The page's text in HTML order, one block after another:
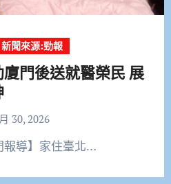
新聞來源:勁報
門後送就醫榮民 展
30, 2026
門報導】家住臺北…